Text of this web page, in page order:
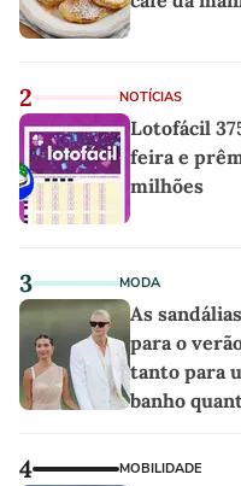
2 NOTÍCIAS
Lotofácil
feira e
milhões
3 MODA
As
para o
tanto para
banho
4 MOBILIDADE